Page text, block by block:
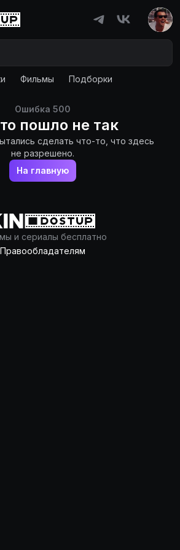
Фильмы Подборки
Ошибка 500
пошло не так
сделать что-то, что здесь
не разрешено.
На главную
и сериалы бесплатно
Правообладателям